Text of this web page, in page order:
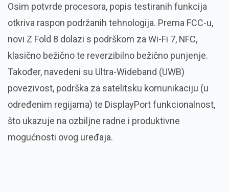
Osim potvrde procesora, popis testiranih funkcija
otkriva raspon podržanih tehnologija. Prema FCC-u,
novi Z Fold 8 dolazi s podrškom za Wi-Fi 7, NFC,
klasično bežično te reverzibilno bežično punjenje.
Također, navedeni su Ultra-Wideband (UWB)
povezivost, podrška za satelitsku komunikaciju (u
određenim regijama) te DisplayPort funkcionalnost,
što ukazuje na ozbiljne radne i produktivne
mogućnosti ovog uređaja.